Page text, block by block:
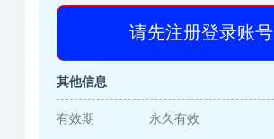
请先注册登录账号
其他信息
有效期 永久有效